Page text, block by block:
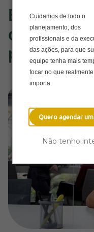
Cuidamos de todo o
planejamento, dos
profissionais e da
das ações, para que
equipe tenha mais
focar no que realmente
importa.
Quero agendar
Não tenho
Burnout
que a
prevenir